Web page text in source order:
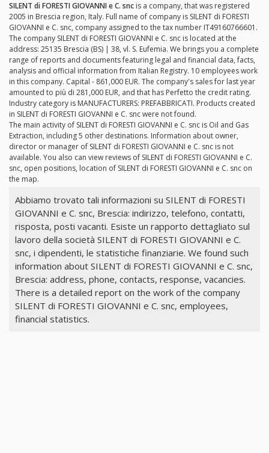
SILENT di FORESTI GIOVANNI e C. snc is a company, that was registered
2005 in Brescia region, Italy. Full name of company is SILENT di FORESTI
GIOVANNI e C. snc, company assigned to the tax number IT49160766601.
The company SILENT di FORESTI GIOVANNI e C. snc is located at the
address: 25135 Brescia (BS) | 38, vl. S. Eufemia. We brings you a complete
range of reports and documents featuring legal and financial data, facts,
analysis and official information from Italian Registry. 10 employees work
in this company. Capital - 861,000 EUR. The company's sales for last year
amounted to più di 281,000 EUR, and that has Perfetto the credit rating.
Industry category is MANUFACTURERS: PREFABBRICATI. Products created
in SILENT di FORESTI GIOVANNI e C. snc were not found.
The main activity of SILENT di FORESTI GIOVANNI e C. snc is Oil and Gas
Extraction, including 5 other destinations. Information about owner,
director or manager of SILENT di FORESTI GIOVANNI e C. snc is not
available. You also can view reviews of SILENT di FORESTI GIOVANNI e C.
snc, open positions, location of SILENT di FORESTI GIOVANNI e C. snc on
the map.
Abbiamo trovato tali informazioni su SILENT di FORESTI
GIOVANNI e C. snc, Brescia: indirizzo, telefono, contatti,
risposta, posti vacanti. Esiste un rapporto dettagliato sul
lavoro della società SILENT di FORESTI GIOVANNI e C.
snc, i dipendenti, le statistiche finanziarie. We found such
information about SILENT di FORESTI GIOVANNI e C. snc,
Brescia: address, phone, contacts, response, vacancies.
There is a detailed report on the work of the company
SILENT di FORESTI GIOVANNI e C. snc, employees,
financial statistics.